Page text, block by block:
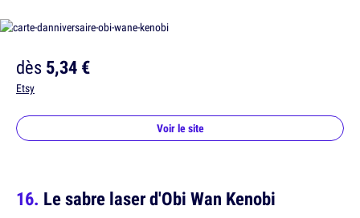
dès5,34 €
Etsy
Voir le site
Le sabre laser d'Obi Wan Kenobi